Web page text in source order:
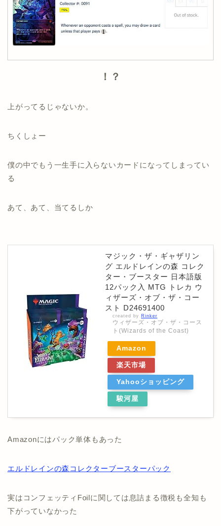
！？
上がってるじゃないか。
ちくしょー
僕の中でもう一生手に入らないカードになってしまってい
る
あて、あて、当てるしか
マジック・ザ・ギャザリン
グ エルドレインの森 コレク
ター・ブースター 日本語版
12パック入 MTG トレカ ウ
ィザーズ・オブ・ザ・コー
スト D24691400
created by Rinker
ウィザーズ・オブ・ザ・コース
ト(Wizards of the Coast)
Amazon
楽天市場
Yahooショッピング
駿河屋
Amazonにはパック単体もあった
エルドレインの森コレクターブースターパック
実はコンフェッティFoilに関しては息詰まる徴税も全知も
下がっていなかった